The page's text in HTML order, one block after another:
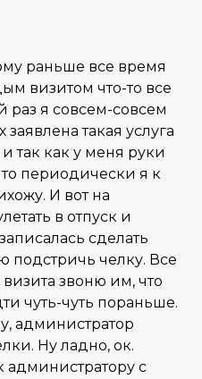
раньше все время
визитом что-то все
раз я совсем-совсем
такая услуга
так как у меня руки
то периодически я к
И вот на
в отпуск и
сделать
подстричь челку. Все
звоню им, что
чуть-чуть пораньше.
администратор
Ну ладно, ок.
администратору с